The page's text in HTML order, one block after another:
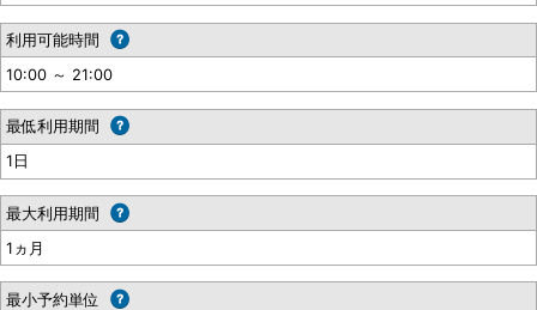
利用可能時間
10:00 ～ 21:00
最低利用期間
1日
最大利用期間
1ヵ月
最小予約単位